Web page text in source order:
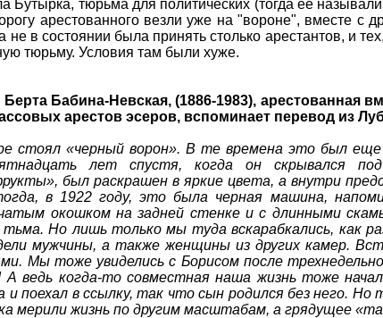
Бутырка, тюрьма для политических (тогда ее
арестованного везли уже на "вороне", вместе с
не в состоянии была принять столько арестантов, и
тюрьму. Условия там были хуже.
Берта Бабина-Невская, (1886-1983), арестованная
арестов эсеров, вспоминает перевод из
стоял «черный ворон». В те времена это был
лет спустя, когда он скрывался под
был раскрашен в яркие цвета, а внутри
в 1922 году, это была черная машина,
окошком на задней стенке и с длинными
тьма. Но лишь только мы туда вскарабкались, как
мужчины, а также женщины из других камер.
Мы тоже увиделись с Борисом после
А ведь когда-то совместная наша жизнь тоже
и поехал в ссылку, так что сын родился без него.
мерили жизнь по другим масштабам, а грядущее